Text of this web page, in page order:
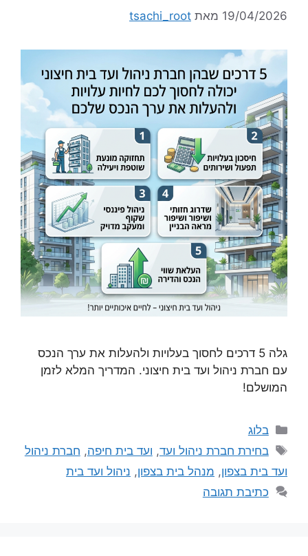
19/04/2026 מאת tsachi_root
גלה 5 דרכים לחסוך בעלויות ולהעלות את ערך הנכס
עם חברת ניהול ועד בית חיצוני. המדריך המלא לזמן
המושלם!
בלוג
בחירת חברת ניהול ועד, ועד בית חיפה, חברת ניהול
ועד בית בצפון, מנהל בית בצפון, ניהול ועד בית
כתיבת תגובה